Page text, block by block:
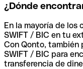
¿Dónde
En la mayoría de los
SWIFT / BIC en tu
Con Qonto, también
SWIFT / BIC para
transferencia de